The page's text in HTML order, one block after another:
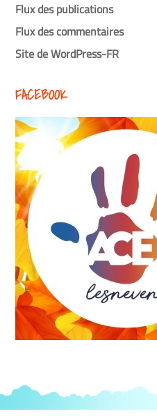
Flux des publications
Flux des commentaires
Site de WordPress-FR
FACEBOOK